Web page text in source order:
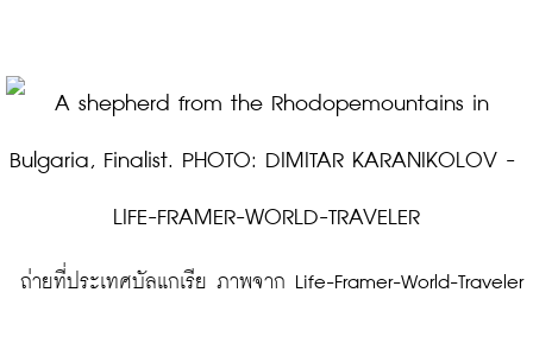
ถ่ายที่ประเทศบัลแกเรีย ภาพจาก Life-Framer-World-Traveler